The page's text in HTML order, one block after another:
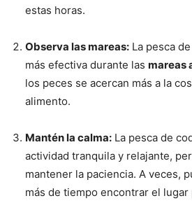
estas horas.
Observa las mareas: La pesca
más efectiva durante las mareas
los peces se acercan más a la
alimento.
Mantén la calma: La pesca de
actividad tranquila y relajante,
mantener la paciencia. A veces,
más de tiempo encontrar el